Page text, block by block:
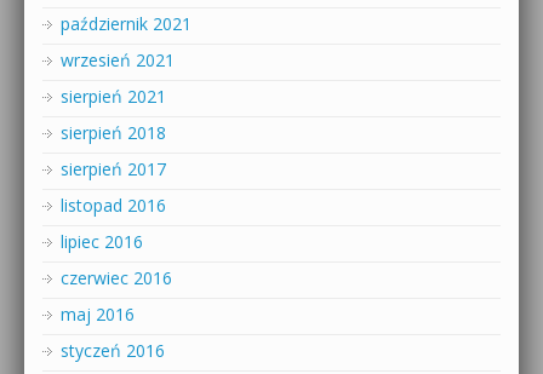
październik 2021
wrzesień 2021
sierpień 2021
sierpień 2018
sierpień 2017
listopad 2016
lipiec 2016
czerwiec 2016
maj 2016
styczeń 2016